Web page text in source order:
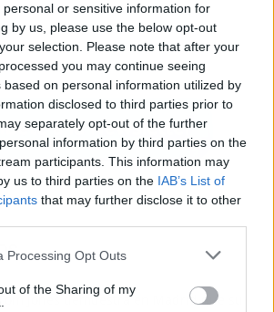
or sensitive information for
by us, please use the below opt-out
selection. Please note that after your
you may continue seeing
based on personal information utilized by
disclosed to third parties prior to
separately opt-out of the further
information by third parties on the
participants. This information may
us to third parties on the IAB’s List of
that may further disclose it to other
Processing Opt Outs
of the Sharing of my
Jones demuestra en Madrid que su